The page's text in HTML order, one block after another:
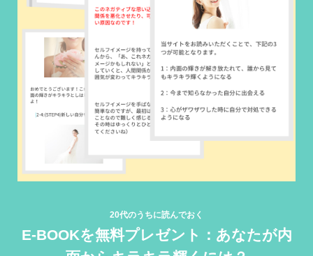
20代のうちに読んでおく
E-BOOKを無料プレゼント：あなたが内